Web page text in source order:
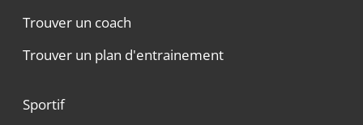
Trouver un coach
Trouver un plan d'entrainement
Sportif